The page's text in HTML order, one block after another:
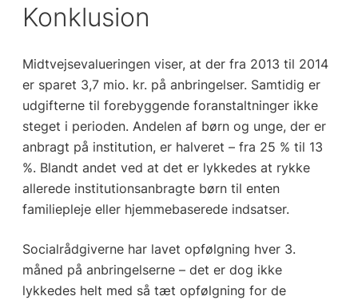
Konklusion
Midtvejsevalueringen viser, at der fra 2013 til 2014
er sparet 3,7 mio. kr. på anbringelser. Samtidig er
udgifterne til forebyggende foranstaltninger ikke
steget i perioden. Andelen af børn og unge, der er
anbragt på institution, er halveret – fra 25 % til 13
%. Blandt andet ved at det er lykkedes at rykke
allerede institutionsanbragte børn til enten
familiepleje eller hjemmebaserede indsatser.
Socialrådgiverne har lavet opfølgning hver 3.
måned på anbringelserne – det er dog ikke
lykkedes helt med så tæt opfølgning for de